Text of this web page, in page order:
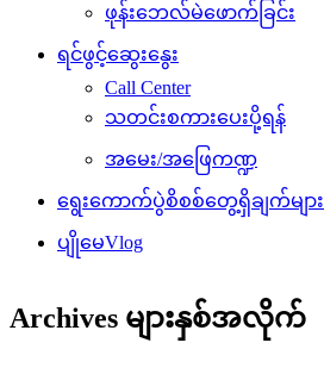
ဖုန်းဘေလ်မဲဖောက်ခြင်း
ရင်ဖွင့်ဆွေးနွေး
Call Center
သတင်းစကားပေးပို့ရန်
အမေး/အဖြေကဏ္ဍ
ရွေးကောက်ပွဲစိစစ်တွေ့ရှိချက်များ
ပျိုမေVlog
Archives များနှစ်အလိုက်